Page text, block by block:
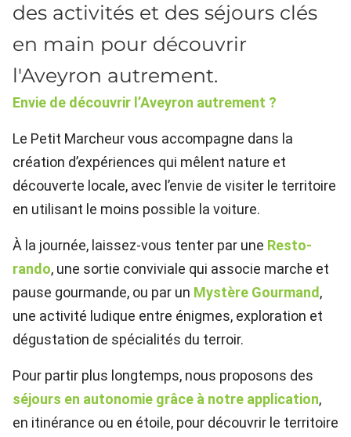
des activités et des séjours clés
en main pour découvrir
l'Aveyron autrement.
Envie de découvrir l’Aveyron autrement ?
Le Petit Marcheur vous accompagne dans la
création d’expériences qui mêlent nature et
découverte locale, avec l’envie de visiter le territoire
en utilisant le moins possible la voiture.
À la journée, laissez-vous tenter par une Resto-
rando, une sortie conviviale qui associe marche et
pause gourmande, ou par un Mystère Gourmand ,
une activité ludique entre énigmes, exploration et
dégustation de spécialités du terroir.
Pour partir plus longtemps, nous proposons des
séjours en autonomie grâce à notre application,
en itinérance ou en étoile, pour découvrir le territoire